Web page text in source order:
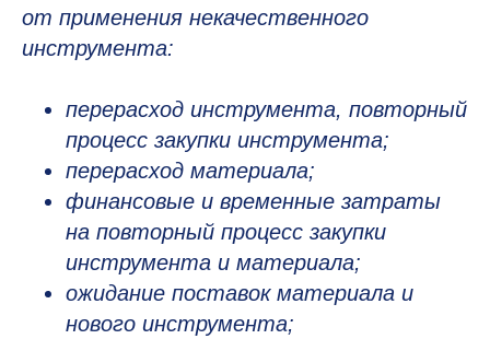
от применения некачественного
инструмента:
перерасход инструмента, повторный
процесс закупки инструмента;
перерасход материала;
финансовые и временные затраты
на повторный процесс закупки
инструмента и материала;
ожидание поставок материала и
нового инструмента;